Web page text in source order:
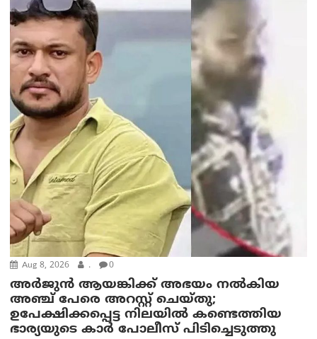
Aug 8, 2026 . 0
അര്‍ജുന്‍ ആയങ്കിക്ക് അഭയം നല്‍കിയ
അഞ്ച് പേരെ അറസ്റ്റ് ചെയ്തു;
ഉപേക്ഷിക്കപ്പെട്ട നിലയില്‍ കണ്ടെത്തിയ
ഭാര്യയുടെ കാര്‍ പോലീസ് പിടിച്ചെടുത്തു